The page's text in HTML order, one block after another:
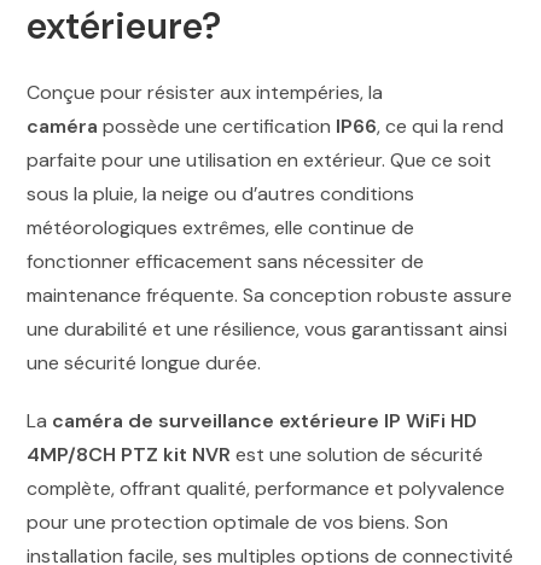
extérieure?
Conçue pour résister aux intempéries, la
caméra possède une certification IP66, ce qui la rend
parfaite pour une utilisation en extérieur. Que ce soit
sous la pluie, la neige ou d’autres conditions
météorologiques extrêmes, elle continue de
fonctionner efficacement sans nécessiter de
maintenance fréquente. Sa conception robuste assure
une durabilité et une résilience, vous garantissant ainsi
une sécurité longue durée.
La caméra de surveillance extérieure IP WiFi HD
4MP/8CH PTZ kit NVR est une solution de sécurité
complète, offrant qualité, performance et polyvalence
pour une protection optimale de vos biens. Son
installation facile, ses multiples options de connectivité